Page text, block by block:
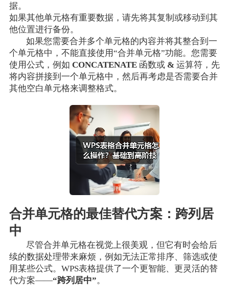
据。
如果其他单元格有重要数据，请先将其复制或移动到其
他位置进行备份。
如果您需要合并多个单元格的内容并将其整合到一
个单元格中，不能直接使用“合并单元格”功能。您需要
使用公式，例如 CONCATENATE函数或 &运算符，先
将内容拼接到一个单元格中，然后再考虑是否需要合并
其他空白单元格来调整格式。
合并单元格的最佳替代方案：跨列居
中
尽管合并单元格在视觉上很美观，但它有时会给后
续的数据处理带来麻烦，例如无法正常排序、筛选或使
用某些公式。WPS表格提供了一个更智能、更灵活的替
代方案——“跨列居中”。